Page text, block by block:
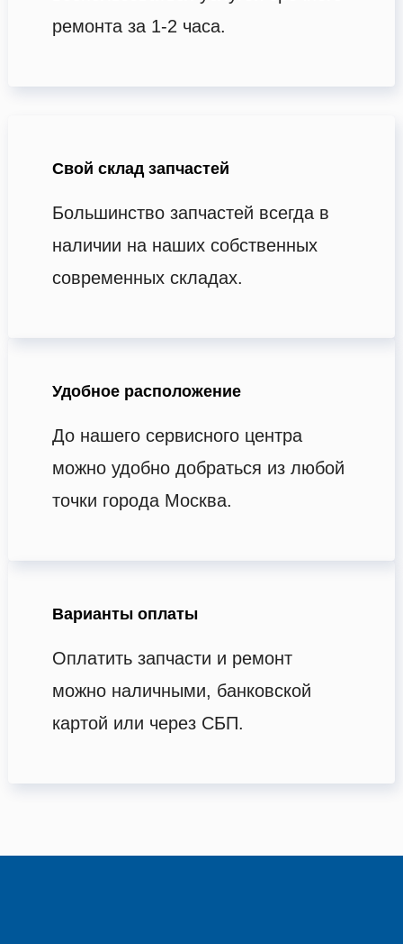
ремонта за 1-2 часа.
Свой склад запчастей
Большинство запчастей всегда в
наличии на наших собственных
современных складах.
Удобное расположение
До нашего сервисного центра
можно удобно добраться из любой
точки города Москва.
Варианты оплаты
Оплатить запчасти и ремонт
можно наличными, банковской
картой или через СБП.